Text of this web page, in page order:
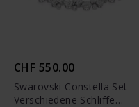
CHF 550.00
Swarovski Constella Set
Verschiedene Schliffe